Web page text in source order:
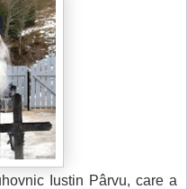
Iustin Pârvu, care a